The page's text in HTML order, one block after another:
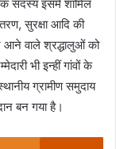
सदस्य इसमें शामिल
सुरक्षा आदि की
आने वाले श्रद्धालुओं को
भी इन्हीं गांवों के
ग्रामीण समुदाय
बन गया है।